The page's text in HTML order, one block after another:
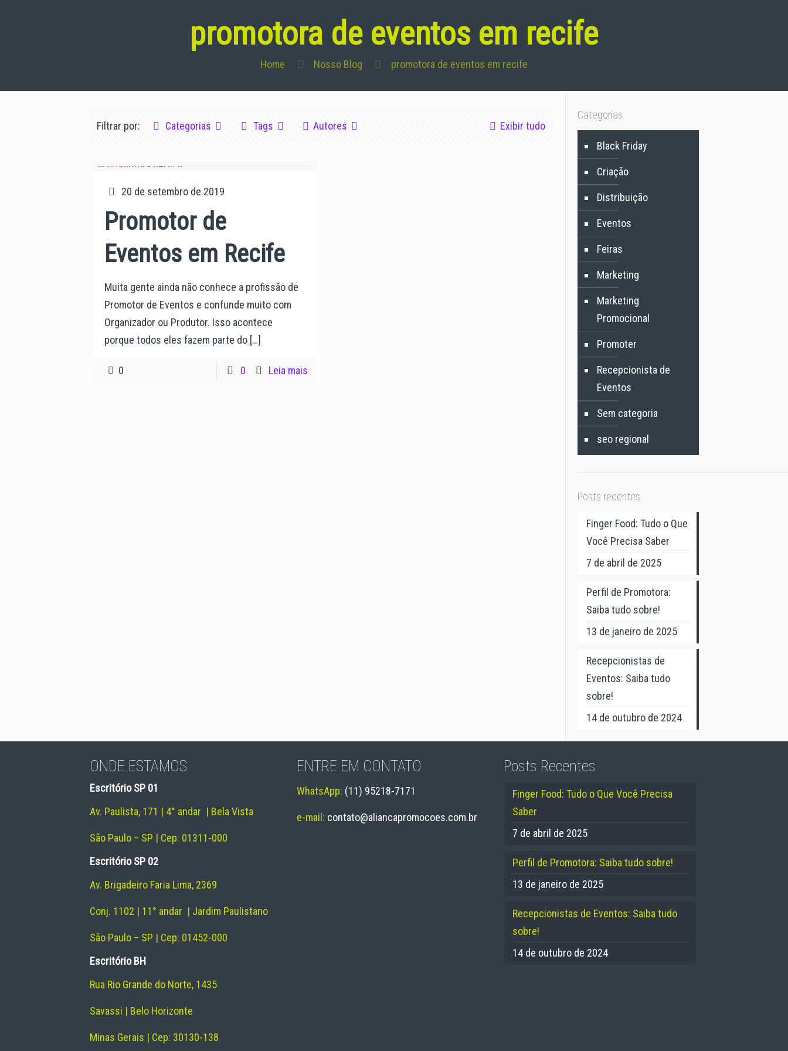
promotora de eventos em recife
Home Nosso Blog promotora de eventos em recife
Filtrar por: Categorias Tags Autores Exibir tudo
20 de setembro de 2019
Promotor de
Eventos em Recife
Muita gente ainda não conhece a profissão de
Promotor de Eventos e confunde muito com
Organizador ou Produtor. Isso acontece
porque todos eles fazem parte do […]
0 0 Leia mais
Categorias
Black Friday
Criação
Distribuição
Eventos
Feiras
Marketing
Marketing
Promocional
Promoter
Recepcionista de
Eventos
Sem categoria
seo regional
Posts recentes
Finger Food: Tudo o Que
Você Precisa Saber
7 de abril de 2025
Perfil de Promotora:
Saiba tudo sobre!
13 de janeiro de 2025
Recepcionistas de
Eventos: Saiba tudo
sobre!
14 de outubro de 2024
ONDE ESTAMOS
Escritório SP 01
Av. Paulista, 171 | 4° andar | Bela Vista
São Paulo – SP | Cep: 01311-000
Escritório SP 02
Av. Brigadeiro Faria Lima, 2369
Conj. 1102 | 11° andar | Jardim Paulistano
São Paulo – SP | Cep: 01452-000
Escritório BH
Rua Rio Grande do Norte, 1435
Savassi | Belo Horizonte
Minas Gerais | Cep: 30130-138
ENTRE EM CONTATO
WhatsApp: (11) 95218-7171
e-mail: contato@aliancapromocoes.com.br
Posts Recentes
Finger Food: Tudo o Que Você Precisa
Saber
7 de abril de 2025
Perfil de Promotora: Saiba tudo sobre!
13 de janeiro de 2025
Recepcionistas de Eventos: Saiba tudo
sobre!
14 de outubro de 2024